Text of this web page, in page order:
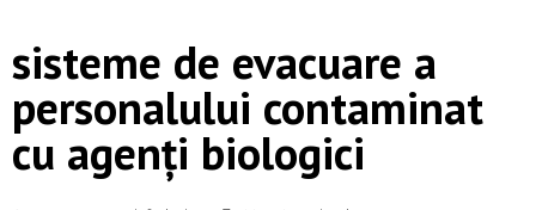
sisteme de evacuare a
personalului contaminat
cu agenți biologici